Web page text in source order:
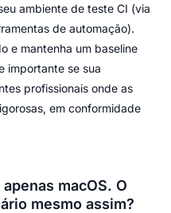
ambiente de teste CI (via
de automação).
e mantenha um baseline
importante se sua
profissionais onde as
em conformidade
macOS. O
mesmo assim?